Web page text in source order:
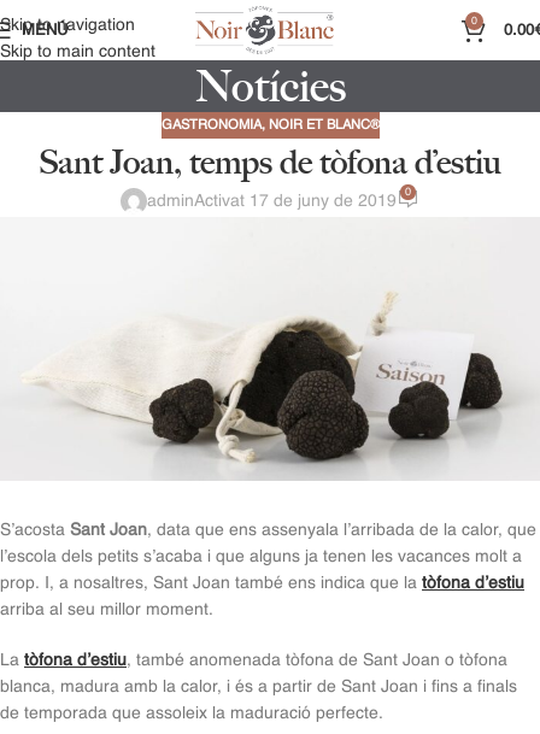
Skip to navigation
Skip to main content
MENÚ
0
0.00
Notícies
GASTRONOMIA, NOIR ET BLANC®
Sant Joan, temps de tòfona d’estiu
adminActivat 17 de juny de 2019
0
S’acosta Sant Joan, data que ens assenyala l’arribada de la calor, que
l’escola dels petits s’acaba i que alguns ja tenen les vacances molt a
prop. I, a nosaltres, Sant Joan també ens indica que la tòfona d’estiu
arriba al seu millor moment.
La tòfona d’estiu, també anomenada tòfona de Sant Joan o tòfona
blanca, madura amb la calor, i és a partir de Sant Joan i fins a finals
de temporada que assoleix la maduració perfecte.